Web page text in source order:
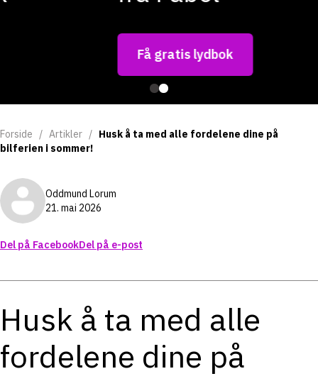
Forside / Artikler / Husk å ta med alle fordelene dine på
bilferien i sommer!
Oddmund Lorum
21. mai 2026
Del på FacebookDel på e-post
Husk å ta med alle
fordelene dine på